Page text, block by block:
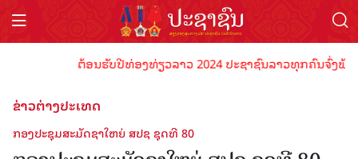
ຕ້ອນຮັບປີທ່ອງທ່ຽວລາວ 2024 ປະຊາຊົນລາວທຸກຄົນຈົ່ງພ້ອ
ຂ່າວຕ່າງປະເທດ
ກອງ​ປະ​ຊຸມ​ສະ​ມັດ​ຊາ​ໃຫຍ່ ສ​ປ​ຊ ຊຸດ​ທີ 80